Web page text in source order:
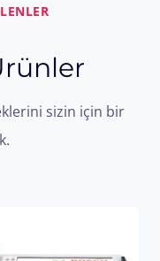
sizin için bir